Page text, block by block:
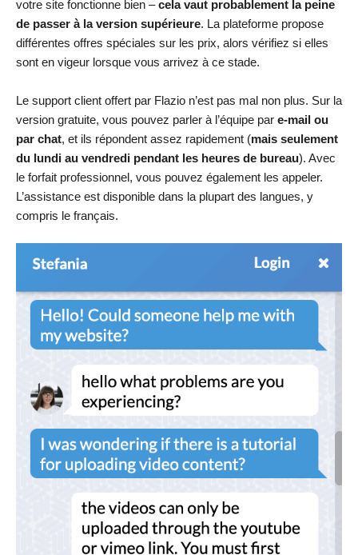
votre site fonctionne bien –cela vaut probablement la peine
de passer à la version supérieure. La plateforme propose
différentes offres spéciales sur les prix, alors vérifiez si elles
sont en vigeur lorsque vous arrivez à ce stade.
Le support client offert par Flazio n’est pas mal non plus. Sur la
version gratuite, vous pouvez parler à l’équipe par e-mail ou
par chat, et ils répondent assez rapidement (mais seulement
du lundi au vendredi pendant les heures de bureau). Avec
le forfait professionnel, vous pouvez également les appeler.
L’assistance est disponible dans la plupart des langues, y
compris le français.